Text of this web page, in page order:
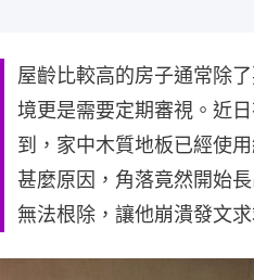
屋齡比較高的房子通常除
境更是需要定期審視。近
到，家中木質地板已經使
甚麼原因，角落竟然開始
無法根除，讓他崩潰發文求